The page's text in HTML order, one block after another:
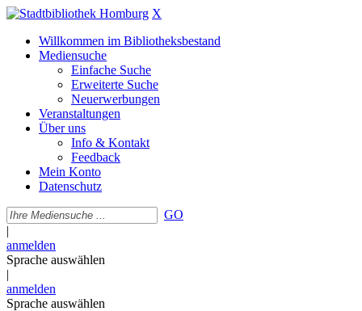
X
Willkommen im Bibliotheksbestand
Mediensuche
Einfache Suche
Erweiterte Suche
Neuerwerbungen
Veranstaltungen
Über uns
Info & Kontakt
Feedback
Mein Konto
Datenschutz
GO
|
anmelden
Sprache auswählen
|
anmelden
Sprache auswählen